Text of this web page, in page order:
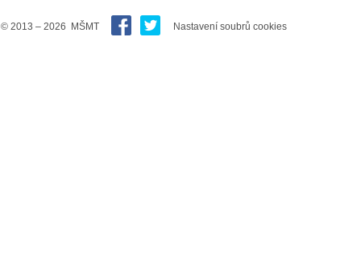
© 2013 – 2026 MŠMT Nastavení soubrů cookies